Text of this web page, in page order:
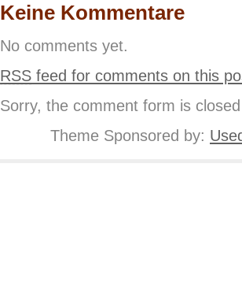
Keine Kommentare
No comments yet.
RSS feed for comments on this
Sorry, the comment form is
Theme Sponsored by: